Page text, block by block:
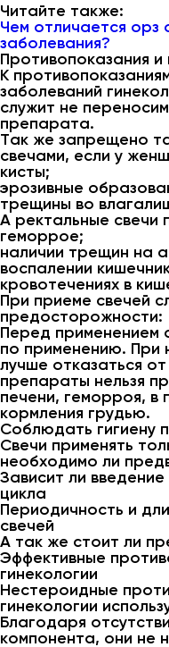
Читайте также:
Чем отличается орз
заболевания?
Противопоказания
К
заболеваний
служит не
препарата.
Так же запрещено
свечами, если у
кисты;
эрозивные
трещины во
А ректальные свечи
геморрое;
наличии трещин на
воспалении
кровотечениях в
При приеме свечей
предосторожности:
Перед применением
по применению. При
лучше отказаться
препараты нельзя
печени, геморроя, в
кормления грудью.
Соблюдать гигиену
Свечи применять
необходимо ли
Зависит ли
цикла
Периодичность и
свечей
А так же стоит ли
Эффективные
гинекологии
Нестероидные
гинекологии
Благодаря
компонента, они не